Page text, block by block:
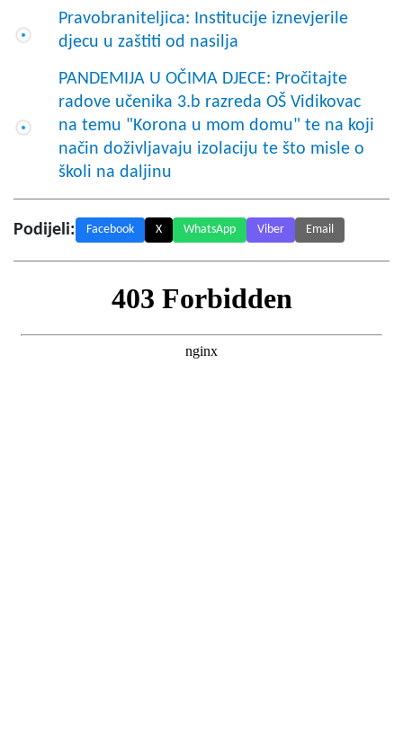
Pravobraniteljica: Institucije iznevjerile
djecu u zaštiti od nasilja
PANDEMIJA U OČIMA DJECE: Pročitajte
radove učenika 3.b razreda OŠ Vidikovac
na temu "Korona u mom domu" te na koji
način doživljavaju izolaciju te što misle o
školi na daljinu
Podijeli: Facebook X WhatsApp Viber Email